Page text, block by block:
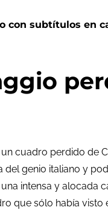
con subtítulos en
cuadro perdido de
genio italiano y
intensa y
que sólo había